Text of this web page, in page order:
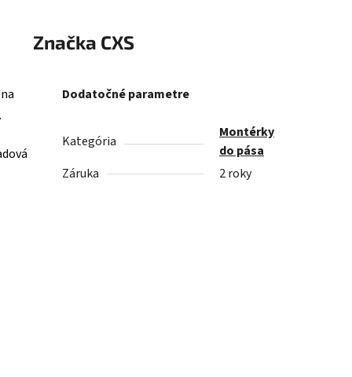
Značka CXS
Dodatočné parametre
Kategória
Montérky
do pása
Záruka
2 roky